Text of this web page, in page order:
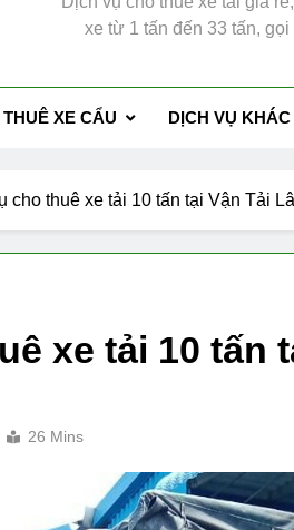
xe từ 1 tấn đến 33 tấn,
XE CẨU DỊCH VỤ KHÁC
cho thuê xe tải 10 tấn tại Vận Tải
xe tải 10 tấn
26 Mins